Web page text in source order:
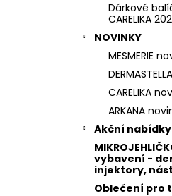
Dárkové
CARELIKA
NOVINKY
MESMERIE
CARELIKA
ARKANA
Akční
vybavení -
injektory,
Oblečení pro
STERILNÍ
DERMALIGHTPEN
JEHLIČEK